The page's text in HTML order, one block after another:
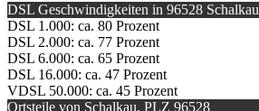
DSL Geschwindigkeiten in 96528 Schalkau
DSL 1.000: ca. 80 Prozent
DSL 2.000: ca. 77 Prozent
DSL 6.000: ca. 65 Prozent
DSL 16.000: ca. 47 Prozent
VDSL 50.000: ca. 45 Prozent
Ortsteile von Schalkau, PLZ 96528